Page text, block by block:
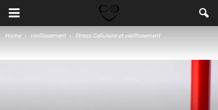
Home vieillissement Stress Cellulaire et vieillissement